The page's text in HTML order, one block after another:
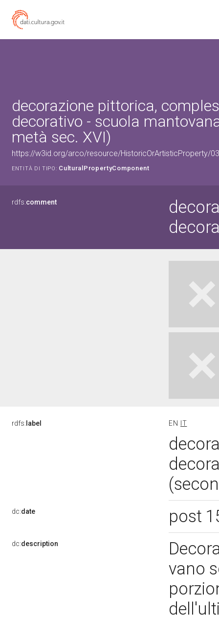
decorazione pittorica,
decorativo - scuola
metà sec. XVI)
https://w3id.org/arco/resource/HistoricOrArtisticProperty/
ENTITÀ DI TIPO: CulturalPropertyComponent
rdfs:comment
rdfs: label EN IT
dc:date post
dc:description
vano